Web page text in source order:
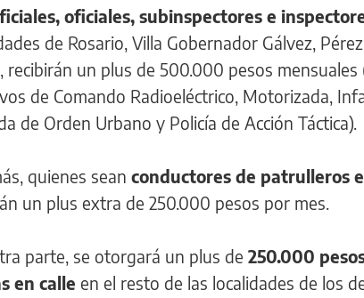
oficiales, subinspectores e
de Rosario, Villa Gobernador Gálvez,
recibirán un plus de 500.000 pesos mensuales
de Comando Radioeléctrico, Motorizada,
de Orden Urbano y Policía de Acción Táctica).
quienes sean conductores de patrulleros
un plus extra de 250.000 pesos por mes.
parte, se otorgará un plus de 250.000
en calle en el resto de las localidades de los